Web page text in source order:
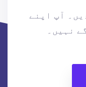
آپ اپنے
نہیں۔